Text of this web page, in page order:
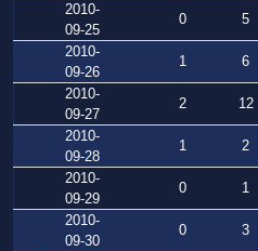
2010-
09-25
0 5
2010-
09-26
1 6
2010-
09-27
2 12
2010-
09-28
1 2
2010-
09-29
0 1
2010-
09-30
0 3